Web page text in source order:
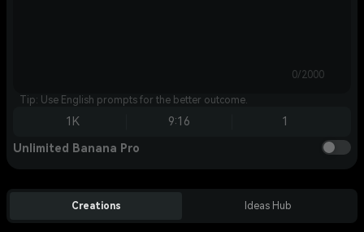
0/2000
Tip: Use English prompts for the better outcome.
1K 9:16 1
Unlimited Banana Pro
Creations Ideas Hub